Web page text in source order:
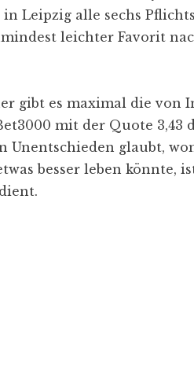
Leipzig alle sechs
leichter Favorit
gibt es maximal die von
mit der Quote 3,43
Unentschieden glaubt,
besser leben könnte,